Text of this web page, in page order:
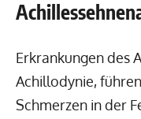
Erkrankungen des
Achillodynie,
Schmerzen in der